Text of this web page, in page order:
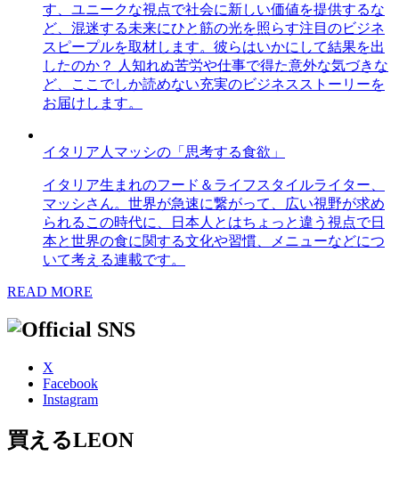
す、ユニークな視点で社会に新しい価値を提供するな
ど、混迷する未来にひと筋の光を照らす注目のビジネ
スピープルを取材します。彼らはいかにして結果を出
したのか？ 人知れぬ苦労や仕事で得た意外な気づきな
ど、ここでしか読めない充実のビジネスストーリーを
お届けします。
イタリア人マッシの「思考する食欲」
イタリア生まれのフード＆ライフスタイルライター、
マッシさん。世界が急速に繋がって、広い視野が求め
られるこの時代に、日本人とはちょっと違う視点で日
本と世界の食に関する文化や習慣、メニューなどにつ
いて考える連載です。
READ MORE
X
Facebook
Instagram
買えるLEON